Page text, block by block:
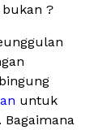
?
untuk